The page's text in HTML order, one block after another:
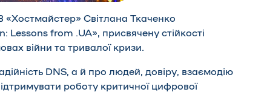
Світлана Ткаченко
Lessons from .UA», присвячену стійкості
війни та тривалої кризи.
DNS, а й про людей, довіру, взаємодію
роботу критичної цифрової